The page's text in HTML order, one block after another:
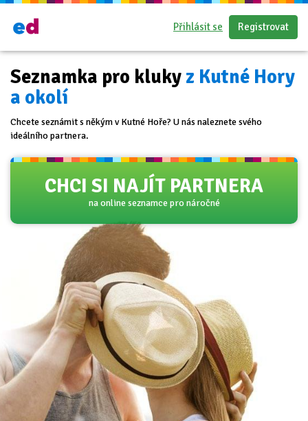
Přihlásit se Registrovat
Seznamka pro kluky z Kutné Hory
a okolí
Chcete seznámit s někým v Kutné Hoře? U nás naleznete svého
ideálního partnera.
CHCI SI NAJÍT PARTNERA
na online seznamce pro náročné